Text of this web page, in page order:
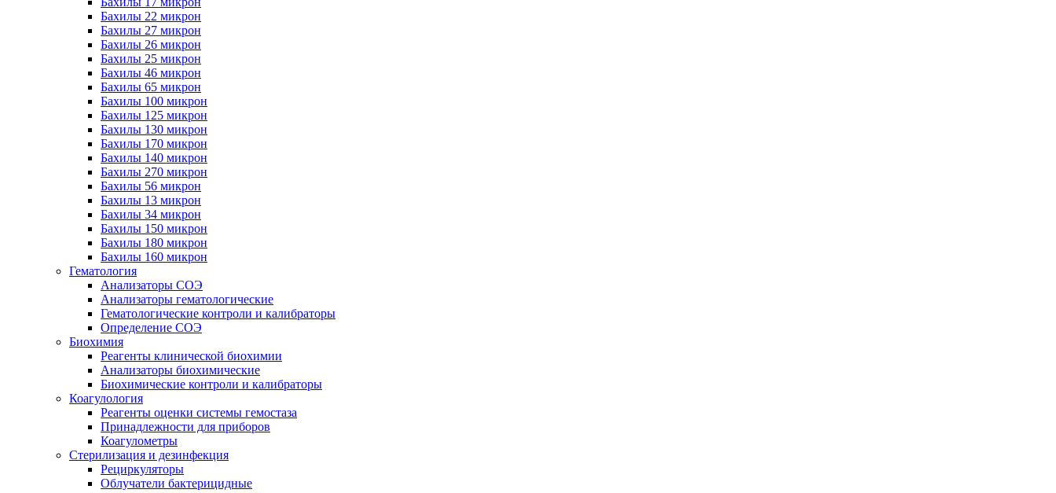
Бахилы 22 микрон
Бахилы 27 микрон
Бахилы 26 микрон
Бахилы 25 микрон
Бахилы 46 микрон
Бахилы 65 микрон
Бахилы 100 микрон
Бахилы 125 микрон
Бахилы 130 микрон
Бахилы 170 микрон
Бахилы 140 микрон
Бахилы 270 микрон
Бахилы 56 микрон
Бахилы 13 микрон
Бахилы 34 микрон
Бахилы 150 микрон
Бахилы 180 микрон
Бахилы 160 микрон
Гематология
Анализаторы СОЭ
Анализаторы гематологические
Гематологические контроли и калибраторы
Определение СОЭ
Биохимия
Реагенты клинической биохимии
Анализаторы биохимические
Биохимические контроли и калибраторы
Коагулология
Реагенты оценки системы гемостаза
Принадлежности для приборов
Коагулометры
Стерилизация и дезинфекция
Рециркуляторы
Облучатели бактерицидные